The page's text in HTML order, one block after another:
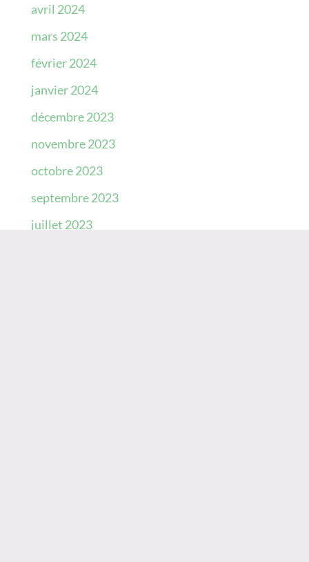
avril 2024
mars 2024
février 2024
janvier 2024
décembre 2023
novembre 2023
octobre 2023
septembre 2023
juillet 2023